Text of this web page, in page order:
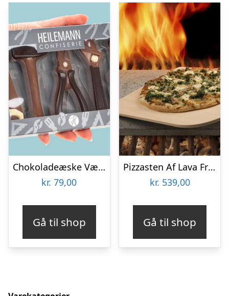
Chokoladeæske Værktøj
kr. 79,00
Gå til shop
Pizzasten Af Lava Fra Etna
kr. 539,00
Gå til shop